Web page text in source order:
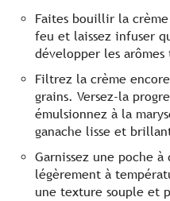
Faites bouillir la
feu et laissez infuser
développer les arômes
Filtrez la crème
grains. Versez-la
émulsionnez à la
ganache lisse et
Garnissez une poche
légèrement à
une texture souple et